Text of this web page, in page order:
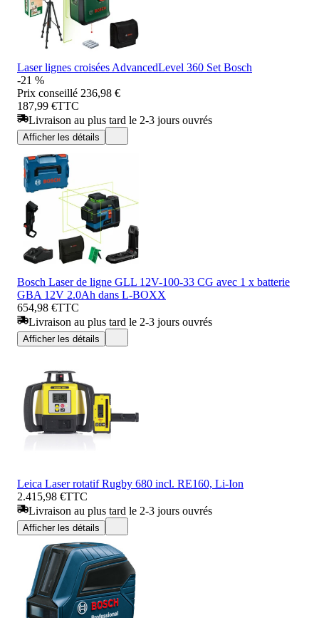
Laser lignes croisées AdvancedLevel 360 Set Bosch
-21 %
Prix conseillé 236,98 €
187,99 €TTC
Livraison au plus tard le 2-3 jours ouvrés
Afficher les détails
Bosch Laser de ligne GLL 12V-100-33 CG avec 1 x batterie
GBA 12V 2.0Ah dans L-BOXX
654,98 €TTC
Livraison au plus tard le 2-3 jours ouvrés
Afficher les détails
Leica Laser rotatif Rugby 680 incl. RE160, Li-Ion
2.415,98 €TTC
Livraison au plus tard le 2-3 jours ouvrés
Afficher les détails